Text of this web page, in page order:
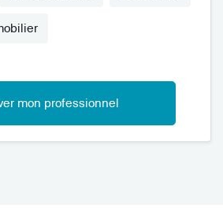
mon professionnel